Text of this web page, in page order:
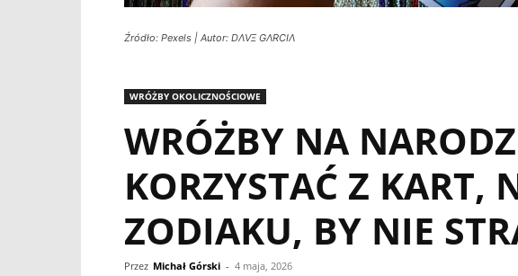
Źródło: Pexels | Autor: DΛVΞ GΛRCIΛ
WRÓŻBY OKOLICZNOŚCIOWE
WRÓŻBY NA
KORZYSTAĆ Z
ZODIAKU, BY NIE
Przez Michał Górski - 4 maja, 2026